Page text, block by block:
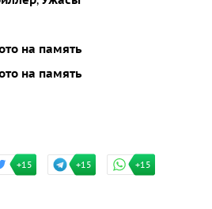
на память
на память
+15 +15 +15